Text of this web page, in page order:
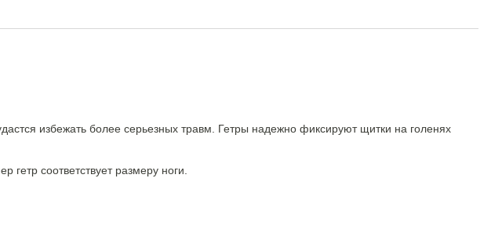
избежать более серьезных травм. Гетры надежно фиксируют щитки на голенях
гетр соответствует размеру ноги.